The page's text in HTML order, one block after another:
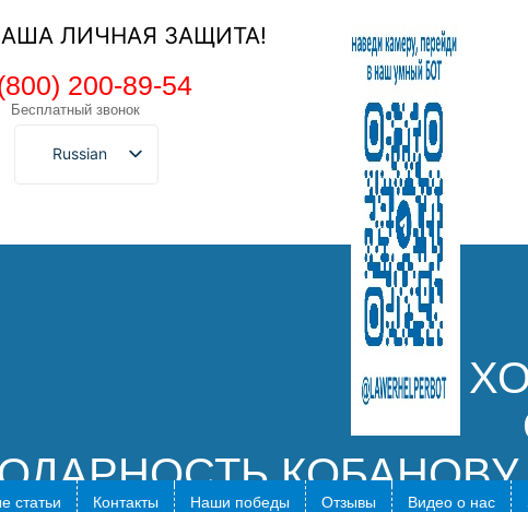
ЛИЧНАЯ ЗАЩИТА!
200-89-54
Бесплатный звонок
Russian
статьи Контакты Наши победы Отзывы Видео о нас
КОБАНОВУ